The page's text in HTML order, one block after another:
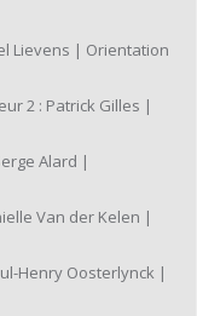
Lievens | Orientation
2 : Patrick Gilles |
Alard |
Van der Kelen |
Henry Oosterlynck |